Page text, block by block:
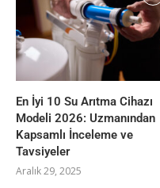
En İyi 10 Su Arıtma Cihazı
Modeli 2026: Uzmanından
Kapsamlı İnceleme ve
Tavsiyeler
Aralık 29, 2025